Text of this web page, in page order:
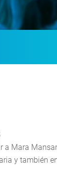
a Mara
y también